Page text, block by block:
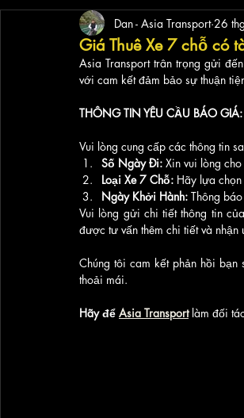
Giá Thuê Xe 7 chỗ có
Dan - Asia Transport 26
Asia Transport trân trọng gửi
với cam kết đảm bảo sự thuận
THÔNG TIN YÊU CẦU BÁO GIÁ:
Vui lòng cung cấp các thông tin
Số Ngày Đi: Xin vui lòng
Loại Xe 7 Chỗ: Hãy lựa
Ngày Khởi Hành: Thông
Vui lòng gửi chi tiết thông tin
được tư vấn thêm chi tiết và
Chúng tôi cam kết phản hồi
thoải mái.
Hãy để Asia Transport làm đối